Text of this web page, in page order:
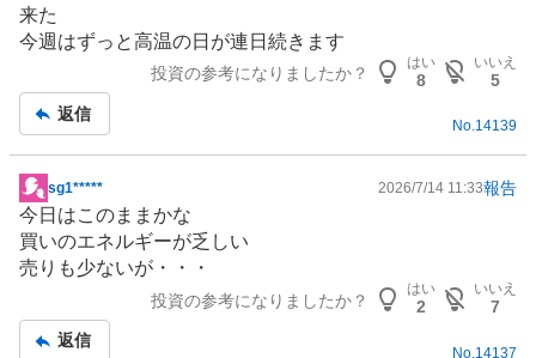
来た
今週はずっと高温の日が連日続きます
投資の参考になりましたか？
はい
8
いいえ
5
返信
No.14139
掲
示
板
記
sg1***** 2026/7/14 11:33報告
今日はこのままかな
買いのエネルギーが乏しい
売りも少ないが・・・
投資の参考になりましたか？
はい
2
いいえ
7
返信
No. 14137